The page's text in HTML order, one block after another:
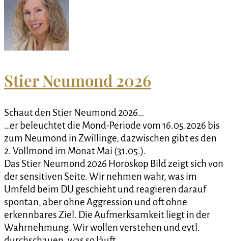
Stier Neumond 2026
Schaut den Stier Neumond 2026…
…er beleuchtet die Mond-Periode vom 16.05.2026 bis
zum Neumond in Zwillinge, dazwischen gibt es den
2. Vollmond im Monat Mai (31.05.).
Das Stier Neumond 2026 Horoskop Bild zeigt sich von
der sensitiven Seite. Wir nehmen wahr, was im
Umfeld beim DU geschieht und reagieren darauf
spontan, aber ohne Aggression und oft ohne
erkennbares Ziel. Die Aufmerksamkeit liegt in der
Wahrnehmung. Wir wollen verstehen und evtl.